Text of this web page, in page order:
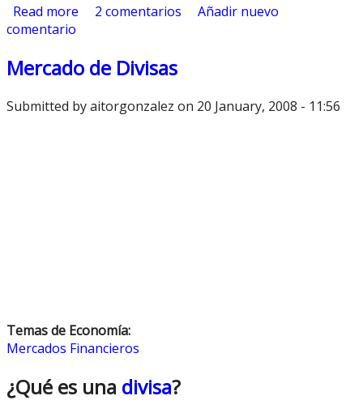
Read more about La Profecía Autocumplida o el Efecto
2 comentarios
Añadir nuevo
comentario
Mercado de Divisas
Submitted byaitorgonzalez on 20 January, 2008 - 11:56
Temas de Economía:
Mercados Financieros
¿Qué es una divisa?